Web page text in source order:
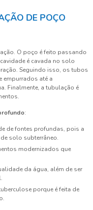
DE POÇO
O poço é feito passando
é cavada no solo
Seguindo isso, os tubos
empurrados até a
Finalmente, a tubulação é
:
solo subterrâneo.